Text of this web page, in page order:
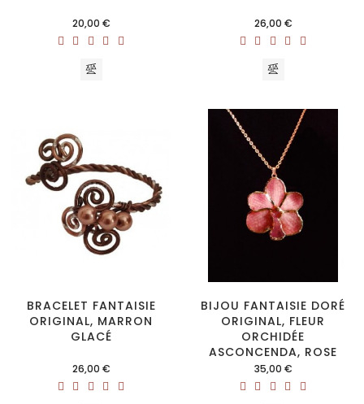
Prix
20,00 € Prix
26,00 €
BRACELET FANTAISIE
ORIGINAL, MARRON
GLACÉ
Prix
26,00 €
BIJOU FANTAISIE DORÉ
ORIGINAL, FLEUR
ORCHIDÉE
ASCONCENDA, ROSE
Prix
35,00 €